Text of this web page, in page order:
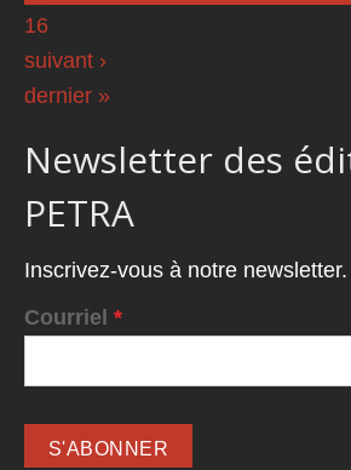
16
suivant ›
dernier »
Newsletter des
PETRA
Inscrivez-vous à notre newsletter.
Courriel *